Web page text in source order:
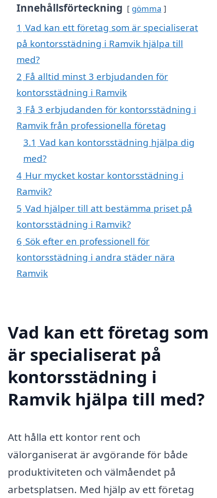
Innehållsförteckning gömma
1 Vad kan ett företag som är specialiserat
på kontorsstädning i Ramvik hjälpa till
med?
2 Få alltid minst 3 erbjudanden för
kontorsstädning i Ramvik
3 Få 3 erbjudanden för kontorsstädning i
Ramvik från professionella företag
3.1 Vad kan kontorsstädning hjälpa dig
med?
4 Hur mycket kostar kontorsstädning i
Ramvik?
5 Vad hjälper till att bestämma priset på
kontorsstädning i Ramvik?
6 Sök efter en professionell för
kontorsstädning i andra städer nära
Ramvik
Vad kan ett företag som
är specialiserat på
kontorsstädning i
Ramvik hjälpa till med?
Att hålla ett kontor rent och
välorganiserat är avgörande för både
produktiviteten och välmåendet på
arbetsplatsen. Med hjälp av ett företag